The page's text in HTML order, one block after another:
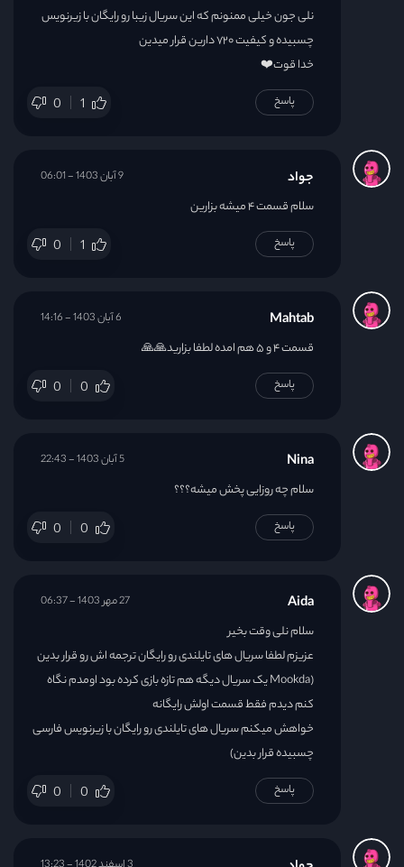
نلی جون خیلی ممنونم که این سریال زیبا رو رایگان با زیرنویس
چسبیده و کیفیت ۷۲۰ دارین قرار میدین
خدا قوت❤️
0 1 پاسخ
جواد
سلام قسمت ۴ میشه بزارین
0 1
9 آبان 1403 - 06:01
پاسخ
Mahtab
قسمت ۴ و ۵ هم امده لطفا بزارید🙏🙏
0 0
6 آبان 1403 - 14:16
پاسخ
Nina
سلام چه روزایی پخش میشه؟؟؟
0 0
5 آبان 1403 - 22:43
پاسخ
Aida
سلام نلی وقت بخیر
عزیزم لطفا سریال های تایلندی رو رایگان ترجمه اش رو قرار بدین
(Mookda یک سریال دیگه هم تازه بازی کرده بود اومدم نگاه
کنم دیدم فقط قسمت اولش رایگانه
خواهش میکنم سریال های تایلندی رو رایگان با زیرنویس فارسی
چسبیده قرار بدین)
0 0
27 مهر 1403 - 06:37
پاسخ